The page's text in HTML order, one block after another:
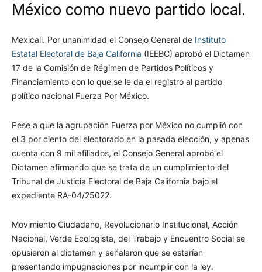
México como nuevo partido local.
Mexicali. Por unanimidad el Consejo General de Instituto
Estatal Electoral de Baja California (IEEBC) aprobó el Dictamen
17 de la Comisión de Régimen de Partidos Políticos y
Financiamiento con lo que se le da el registro al partido
político nacional Fuerza Por México.
Pese a que la agrupación Fuerza por México no cumplió con
el 3 por ciento del electorado en la pasada elección, y apenas
cuenta con 9 mil afiliados, el Consejo General aprobó el
Dictamen afirmando que se trata de un cumplimiento del
Tribunal de Justicia Electoral de Baja California bajo el
expediente RA-04/25022.
Movimiento Ciudadano, Revolucionario Institucional, Acción
Nacional, Verde Ecologista, del Trabajo y Encuentro Social se
opusieron al dictamen y señalaron que se estarían
presentando impugnaciones por incumplir con la ley.